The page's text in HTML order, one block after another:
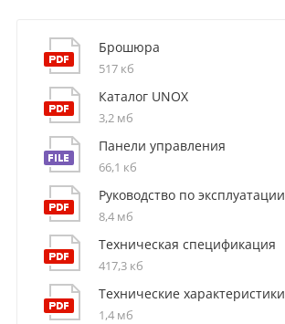
Брошюра
517 кб
Каталог UNOX
3,2 мб
Панели управления
66,1 кб
Руководство по эксплуатации
8,4 мб
Техническая спецификация
417,3 кб
Технические характеристики
1,4 мб